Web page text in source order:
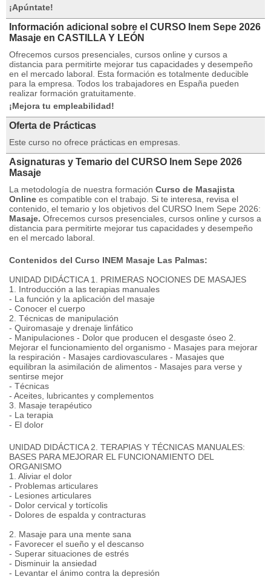
¡Apúntate!
Información adicional sobre el CURSO Inem Sepe 2026
Masaje en CASTILLA Y LEÓN
Ofrecemos cursos presenciales, cursos online y cursos a
distancia para permitirte mejorar tus capacidades y desempeño
en el mercado laboral. Esta formación es totalmente deducible
para la empresa. Todos los trabajadores en España pueden
realizar formación gratuitamente.
¡Mejora tu empleabilidad!
Oferta de Prácticas
Este curso no ofrece prácticas en empresas.
Asignaturas y Temario del CURSO Inem Sepe 2026
Masaje
La metodología de nuestra formación Curso de Masajista
Online es compatible con el trabajo. Si te interesa, revisa el
contenido, el temario y los objetivos del CURSO Inem Sepe 2026:
Masaje. Ofrecemos cursos presenciales, cursos online y cursos a
distancia para permitirte mejorar tus capacidades y desempeño
en el mercado laboral.
Contenidos del Curso INEM Masaje Las Palmas:
UNIDAD DIDÁCTICA 1. PRIMERAS NOCIONES DE MASAJES
1. Introducción a las terapias manuales
- La función y la aplicación del masaje
- Conocer el cuerpo
2. Técnicas de manipulación
- Quiromasaje y drenaje linfático
- Manipulaciones - Dolor que producen el desgaste óseo 2.
Mejorar el funcionamiento del organismo - Masajes para mejorar
la respiración - Masajes cardiovasculares - Masajes que
equilibran la asimilación de alimentos - Masajes para verse y
sentirse mejor
- Técnicas
- Aceites, lubricantes y complementos
3. Masaje terapéutico
- La terapia
- El dolor
UNIDAD DIDÁCTICA 2. TERAPIAS Y TÉCNICAS MANUALES:
BASES PARA MEJORAR EL FUNCIONAMIENTO DEL
ORGANISMO
1. Aliviar el dolor
- Problemas articulares
- Lesiones articulares
- Dolor cervical y tortícolis
- Dolores de espalda y contracturas
2. Masaje para una mente sana
- Favorecer el sueño y el descanso
- Superar situaciones de estrés
- Disminuir la ansiedad
- Levantar el ánimo contra la depresión